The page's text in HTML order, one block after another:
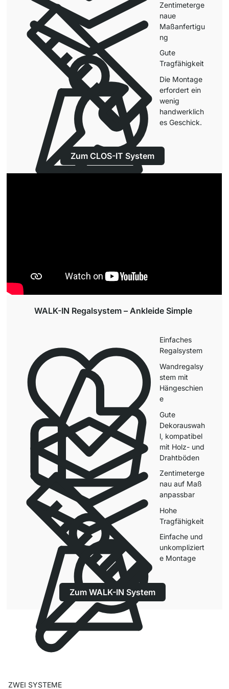
Zentimeterge
naue
Maßanfertigu
ng
Gute
Tragfähigkeit
Die Montage
erfordert ein
wenig
handwerklich
es Geschick.
Zum CLOS-IT System
WALK-IN Regalsystem – Ankleide Simple
Einfaches
Regalsystem
Wandregalsy
stem mit
Hängeschien
e
Gute
Dekorauswah
l, kompatibel
mit Holz- und
Drahtböden
Zentimeterge
nau auf Maß
anpassbar
Hohe
Tragfähigkeit
Einfache und
unkompliziert
e Montage
Zum WALK-IN System
ZWEI SYSTEME